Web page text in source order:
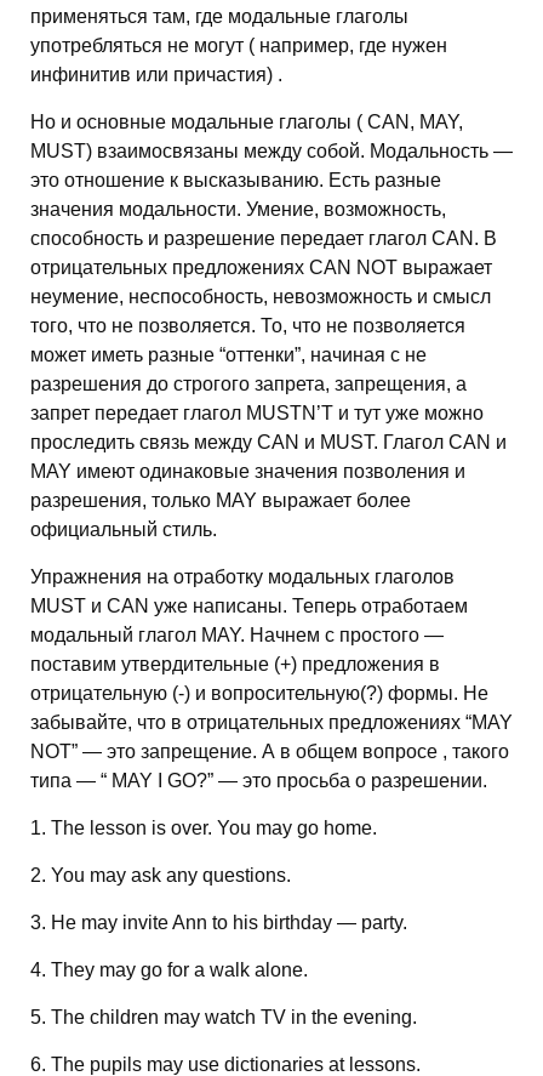
применяться там, где модальные глаголы
употребляться не могут ( например, где нужен
инфинитив или причастия) .
Но и основные модальные глаголы ( CAN, MAY,
MUST) взаимосвязаны между собой. Модальность —
это отношение к высказыванию. Есть разные
значения модальности. Умение, возможность,
способность и разрешение передает глагол CAN. В
отрицательных предложениях CAN NOT выражает
неумение, неспособность, невозможность и смысл
того, что не позволяется. То, что не позволяется
может иметь разные “оттенки”, начиная с не
разрешения до строгого запрета, запрещения, а
запрет передает глагол MUSTN’T и тут уже можно
проследить связь между CAN и MUST. Глагол CAN и
MAY имеют одинаковые значения позволения и
разрешения, только MAY выражает более
официальный стиль.
Упражнения на отработку модальных глаголов
MUST и CAN уже написаны. Теперь отработаем
модальный глагол MAY. Начнем с простого —
поставим утвердительные (+) предложения в
отрицательную (-) и вопросительную(?) формы. Не
забывайте, что в отрицательных предложениях “MAY
NOT” — это запрещение. А в общем вопросе , такого
типа — “ MAY I GO?” — это просьба о разрешении.
1. The lesson is over. You may go home.
2. You may ask any questions.
3. He may invite Ann to his birthday — party.
4. They may go for a walk alone.
5. The children may watch TV in the evening.
6. The pupils may use dictionaries at lessons.